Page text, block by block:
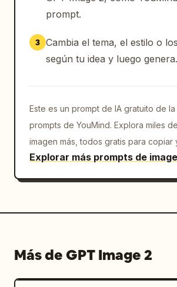
prompt.
3 Cambia el tema, el estilo o
según tu idea y luego genera.
Este es un prompt de IA gratuito de
prompts de YouMind. Explora miles
imagen más, todos gratis para copiar
Explorar más prompts de
Más de GPT Image 2